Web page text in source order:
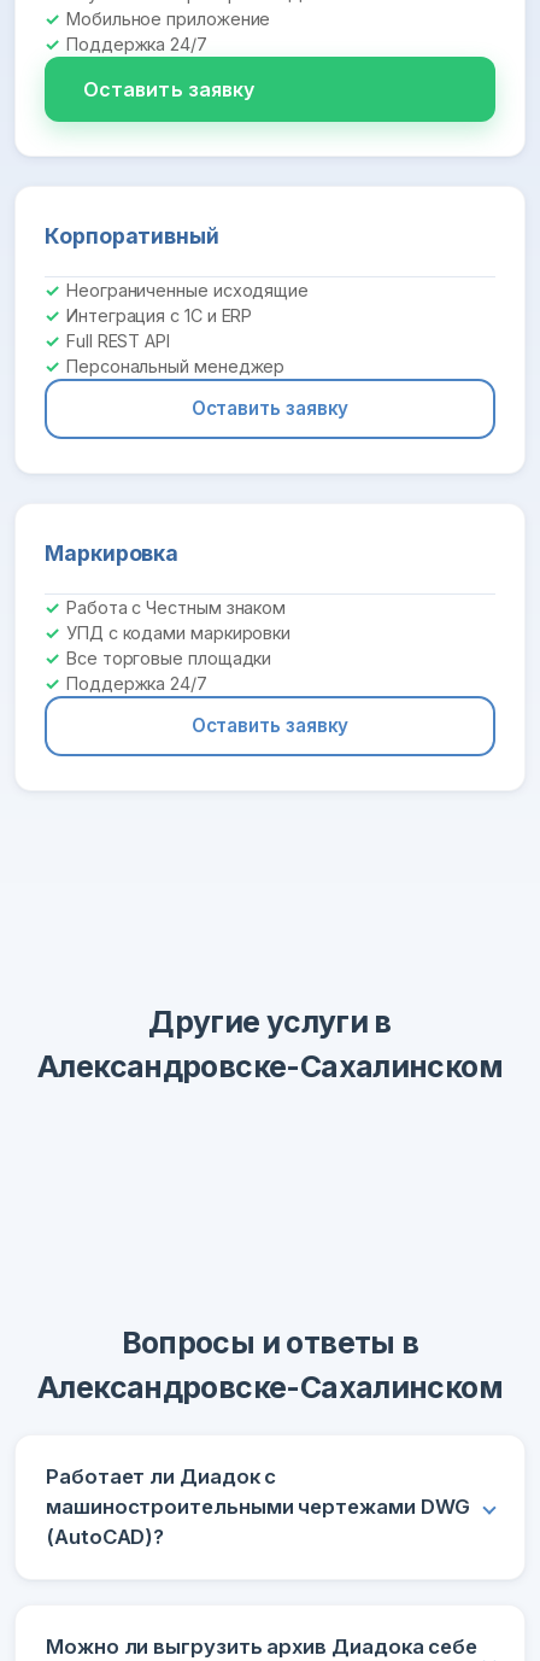
Мобильное приложение
Поддержка 24/7
Оставить заявку
Корпоративный
Неограниченные исходящие
Интеграция с 1С и ERP
Full REST API
Персональный менеджер
Оставить заявку
Маркировка
Работа с Честным знаком
УПД с кодами маркировки
Все торговые площадки
Поддержка 24/7
Оставить заявку
Другие услуги в
Александровске-Сахалинском
Вопросы и ответы в
Александровске-Сахалинском
Работает ли Диадок с
машиностроительными чертежами DWG
(AutoCAD)?
Можно ли выгрузить архив Диадока себе